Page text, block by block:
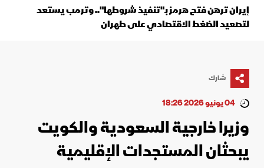
إيران ترهن فتح هرمز بـ"تنفيذ شروطها".. وترمب يستعد
لتصعيد الضغط الاقتصادي على طهران
شارك
04 يونيو 2026 18:26
وزيرا خارجية السعودية والكويت
يبحثان المستجدات الإقليمية